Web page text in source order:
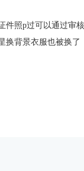
件照p过可以通过审
换背景衣服也被换了